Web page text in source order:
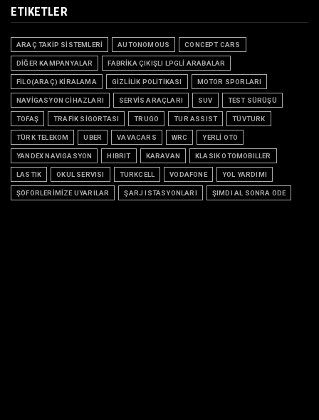
ETIKETLER
ARAÇ TAKİP SİSTEMLERİ AUTONOMOUS CONCEPT CARS
DİĞER KAMPANYALAR FABRİKA ÇIKIŞLI LPGLİ ARABALAR
FİLO(ARAÇ) KİRALAMA GİZLİLİK POLİTİKASI MOTOR SPORLARI
NAVİGASYON CİHAZLARI SERVİS ARAÇLARI SUV TEST SÜRÜŞÜ
TOFAŞ TRAFİK SİGORTASI TRUGO TUR ASSIST TÜVTURK
TÜRK TELEKOM UBER VAVACARS WRC YERLİ OTO
YANDEX NAVIGASYON HIBRIT KARAVAN KLASIK OTOMOBILLER
LASTIK OKUL SERVISI TURKCELL VODAFONE YOL YARDIMI
ŞÖFÖRLERİMİZE UYARILAR ŞARJ ISTASYONLARI ŞIMDI AL SONRA ÖDE